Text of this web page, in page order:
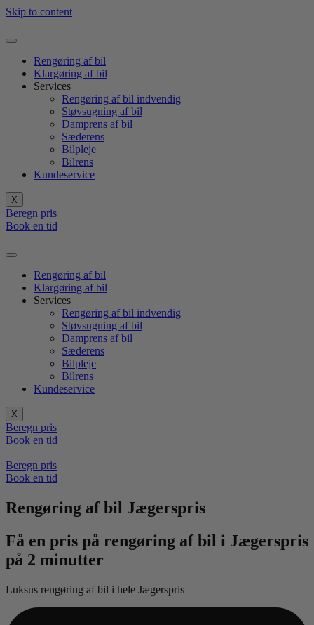
Skip to content
Rengøring af bil
Klargøring af bil
Services
Rengøring af bil indvendig
Støvsugning af bil
Damprens af bil
Sæderens
Bilpleje
Bilrens
Kundeservice
X
Beregn pris
Book en tid
Rengøring af bil
Klargøring af bil
Services
Rengøring af bil indvendig
Støvsugning af bil
Damprens af bil
Sæderens
Bilpleje
Bilrens
Kundeservice
X
Beregn pris
Book en tid
Beregn pris
Book en tid
Rengøring af bil Jægerspris
Få en pris på rengøring af bil i Jægerspris
på 2 minutter
Luksus rengøring af bil i hele Jægerspris